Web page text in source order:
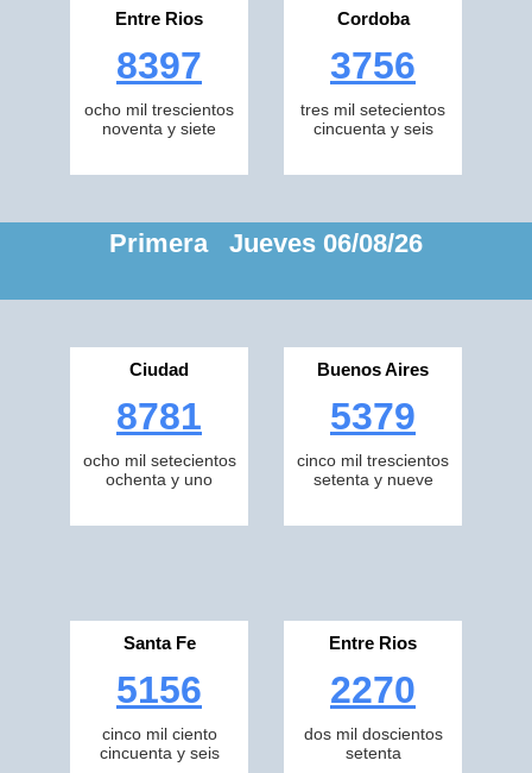
Entre Rios
8397
ocho mil trescientos
noventa y siete
Cordoba
3756
tres mil setecientos
cincuenta y seis
Primera Jueves 06/08/26
Ciudad
8781
ocho mil setecientos
ochenta y uno
Buenos Aires
5379
cinco mil trescientos
setenta y nueve
Santa Fe
5156
cinco mil ciento
cincuenta y seis
Entre Rios
2270
dos mil doscientos
setenta